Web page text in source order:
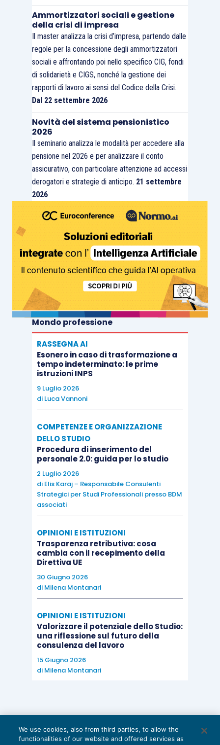
Ammortizzatori sociali e gestione
della crisi di impresa
Il master analizza la crisi d’impresa, partendo dalle
regole per la concessione degli ammortizzatori
sociali e affrontando poi nello specifico CIG, fondi
di solidarietà e CIGS, nonché la gestione dei
rapporti di lavoro ai sensi del Codice della Crisi.
Dal 22 settembre 2026
Novità del sistema pensionistico
2026
Il seminario analizza le modalità per accedere alla
pensione nel 2026 e per analizzare il conto
assicurativo, con particolare attenzione ad accessi
derogatori e strategie di anticipo. 21 settembre
2026
Mondo professione
RASSEGNA AI
Esonero in caso di trasformazione a
tempo indeterminato: le prime
istruzioni INPS
9 Luglio 2026
di Luca Vannoni
COMPETENZE E ORGANIZZAZIONE
DELLO STUDIO
Procedura di inserimento del
personale 2.0: guida per lo studio
2 Luglio 2026
di Elis Karaj – Responsabile Consulenti
Strategici per Studi Professionali presso BDM
associati
OPINIONI E ISTITUZIONI
Trasparenza retributiva: cosa
cambia con il recepimento della
Direttiva UE
30 Giugno 2026
di Milena Montanari
OPINIONI E ISTITUZIONI
Valorizzare il potenziale dello Studio:
una riflessione sul futuro della
consulenza del lavoro
15 Giugno 2026
di Milena Montanari
We use cookies, also from third parties, to allow the
functionalities of our website and offered services as